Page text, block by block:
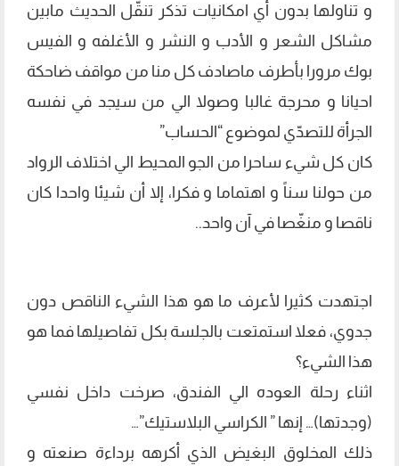
و تناولها بدون أي امكانيات تذكر تنقّل الحديث مابين
مشاكل الشعر و الأدب و النشر و الأغلفه و الفيس
بوك مرورا بأطرف ماصادف كل منا من مواقف ضاحكة
احيانا و محرجة غالبا وصولا الي من سيجد في نفسه
الجرأة للتصدّي لموضوع “الحساب”
كان كل شيء ساحرا من الجو المحيط الي اختلاف الرواد
من حولنا سناً و اهتماما و فكرا، إلا أن شيئا واحدا كان
ناقصا و منغّصا في آن واحد..
اجتهدت كثيرا لأعرف ما هو هذا الشيء الناقص دون
جدوي، فعلا استمتعت بالجلسة بكل تفاصيلها فما هو
هذا الشيء؟
اثناء رحلة العوده الي الفندق، صرخت داخل نفسي
(وجدتها)… إنها ” الكراسي البلاستيك”…
ذلك المخلوق البغيض الذي أكرهه برداءة صنعته و